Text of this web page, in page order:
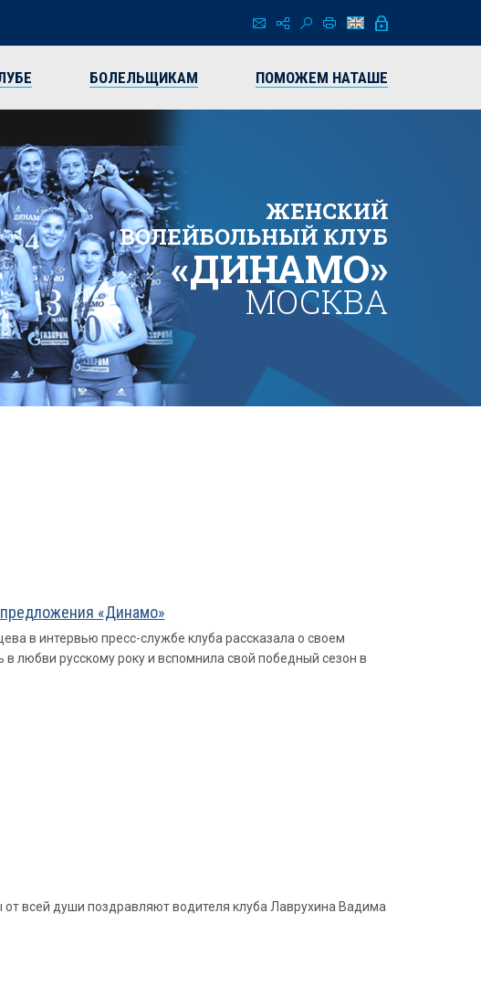
БОЛЕЛЬЩИКАМ ПОМОЖЕМ НАТАШЕ
ЖЕНСКИЙ
ВОЛЕЙБОЛЬНЫЙ КЛУБ
«ДИНАМО»
МОСКВА
«Динамо»
в интервью пресс-службе клуба рассказала о своем
любви русскому року и вспомнила свой победный сезон в
всей души поздравляют водителя клуба Лаврухина Вадима